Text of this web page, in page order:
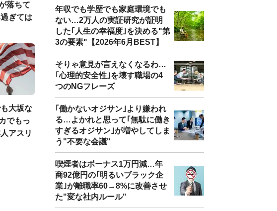
落ちて
ぎては
大坂な
でもっ
アスリ
年収でも学歴でも家庭環境でも
ない…2万人の実証研究が証明
した｢人生の幸福度｣を決める"第
3の要素"【2026年6月BEST】
そりゃ意見が言えなくなるわ…
｢心理的安全性｣を壊す職場の4
つのNGフレーズ
｢働かないオジサン｣より嫌われ
る…よかれと思って｢無駄に働き
すぎるオジサン｣が増やしてしま
う"不要な会議"
喫煙者はボーナス1万円減…年
商92億円の｢明るいブラック企
業｣が離職率60→8%に改善させ
た"変な社内ルール"